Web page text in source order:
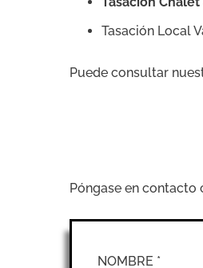
Tasación Local
Puede consultar
Póngase en
NOMBRE *